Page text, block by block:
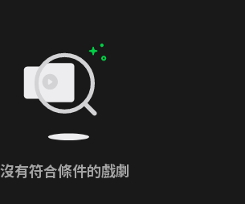
沒有符合條件的戲劇